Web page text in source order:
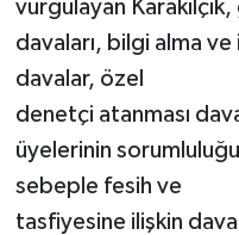
vurgulayan Karakılçık,
davaları, bilgi alma ve
davalar, özel
denetçi atanması
üyelerinin
sebeple fesih ve
tasfiyesine ilişkin